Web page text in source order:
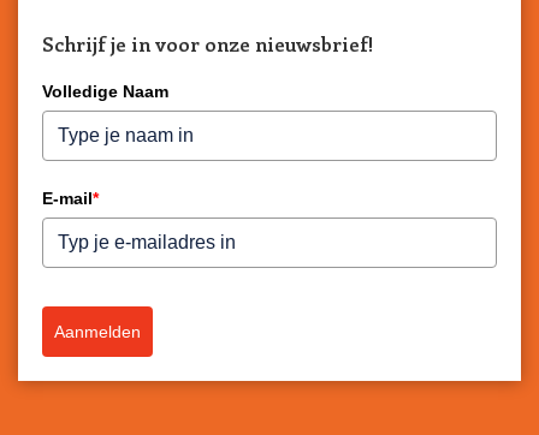
Schrijf je in voor onze nieuwsbrief!
Volledige Naam
E-mail*
Aanmelden